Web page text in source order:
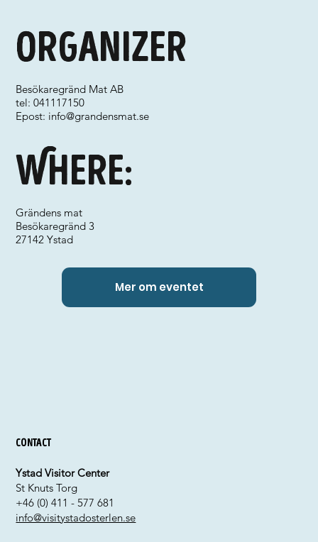
Where:
Organizer
Besökaregränd Mat AB
tel: 041117150
Epost: info@grandensmat.se
Grändens mat
Besökaregränd 3
27142 Ystad
Mer om eventet
Contact
Ystad Visitor Center
St Knuts Torg
+46 (0) 411 - 577 681
info@visitystadosterlen.se